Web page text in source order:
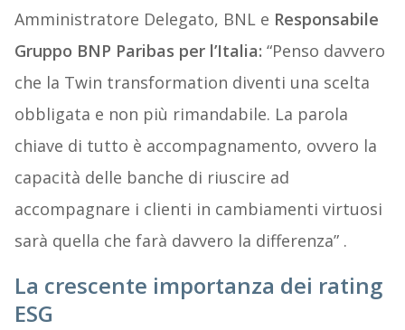
Amministratore Delegato, BNL e Responsabile
Gruppo BNP Paribas per l’Italia: “Penso davvero
che la Twin transformation diventi una scelta
obbligata e non più rimandabile. La parola
chiave di tutto è accompagnamento, ovvero la
capacità delle banche di riuscire ad
accompagnare i clienti in cambiamenti virtuosi
sarà quella che farà davvero la differenza” .
La crescente importanza dei rating
ESG